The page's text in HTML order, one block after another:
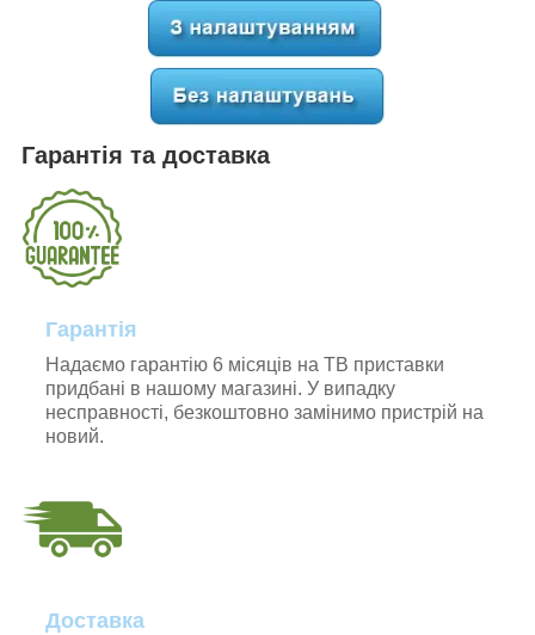
Гарантія та доставка
Гарантія
Надаємо гарантію 6 місяців на ТВ приставки
придбані в нашому магазині. У випадку
несправності, безкоштовно замінимо пристрій на
новий.
Доставка